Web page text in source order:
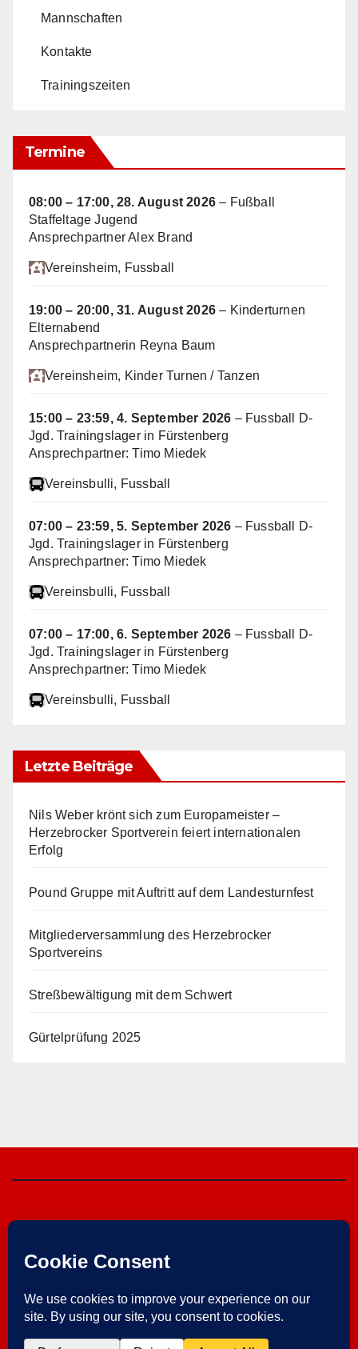
Mannschaften
Kontakte
Trainingszeiten
Termine
08:00 – 17:00,28. August 2026 – Fußball
Staffeltage Jugend
Ansprechpartner Alex Brand
Vereinsheim, Fussball
19:00 – 20:00,31. August 2026 – Kinderturnen
Elternabend
Ansprechpartnerin Reyna Baum
Vereinsheim, Kinder Turnen / Tanzen
15:00 – 23:59,4. September 2026 – Fussball D-
Jgd. Trainingslager in Fürstenberg
Ansprechpartner: Timo Miedek
Vereinsbulli, Fussball
07:00 – 23:59,5. September 2026 – Fussball D-
Jgd. Trainingslager in Fürstenberg
Ansprechpartner: Timo Miedek
Vereinsbulli, Fussball
07:00 – 17:00,6. September 2026 – Fussball D-
Jgd. Trainingslager in Fürstenberg
Ansprechpartner: Timo Miedek
Vereinsbulli, Fussball
Letzte Beiträge
Nils Weber krönt sich zum Europameister –
Herzebrocker Sportverein feiert internationalen
Erfolg
Pound Gruppe mit Auftritt auf dem Landesturnfest
Mitgliederversammlung des Herzebrocker
Sportvereins
Streßbewältigung mit dem Schwert
Gürtelprüfung 2025
Herzebrocker SV
von 1925 e.V.